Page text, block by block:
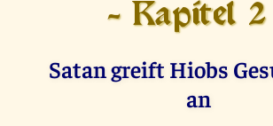
- Kapitel
Satan greift Hiobs
an